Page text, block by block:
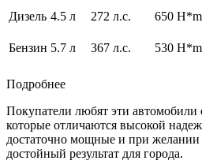
Дизель 4.5 л 272 л.с. 650 H*m
Бензин 5.7 л 367 л.с. 530 H*m
Подробнее
Покупатели любят эти
которые отличаются высокой
достаточно мощные и при желании
достойный результат для города.